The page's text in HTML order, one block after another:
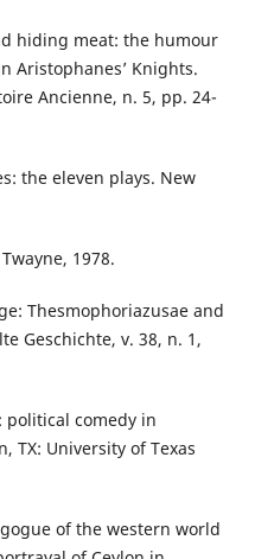
hiding meat: the humour
Aristophanes’ Knights.
Ancienne, n. 5, pp. 24-
the eleven plays. New
1978.
Thesmophoriazusae and
Geschichte, v. 38, n. 1,
political comedy in
TX: University of Texas
of the western world